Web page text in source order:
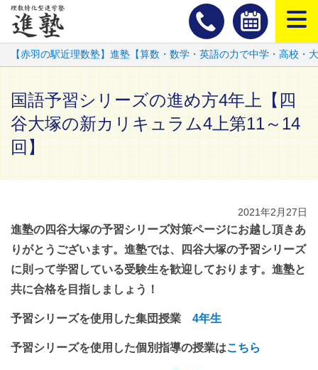
スマート
【赤羽の駅近理数塾】進塾【算数・数学・英語の力で中学・高校・
国語予習シリーズの進め方4年上【四
谷大塚の新カリキュラム4上第11～14
回】
2021年2月27日
進塾の四谷大塚の予習シリーズ対策ページにお越し頂きあ
りがとうございます。進塾では、四谷大塚の予習シリーズ
に則って学習している受験生を歓迎しております。進塾と
共に合格を目指しましょう！
予習シリーズを使用した集団授業 4年生
予習シリーズを使用した個別指導の授業はこちら